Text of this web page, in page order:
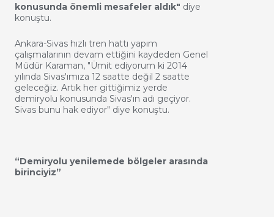
konusunda önemli mesafeler aldık" diye
konuştu.
Ankara-Sivas hızlı tren hattı yapım
çalışmalarının devam ettiğini kaydeden Genel
Müdür Karaman, "Ümit ediyorum ki 2014
yılında Sivas'ımıza 12 saatte değil 2 saatte
geleceğiz. Artık her gittiğimiz yerde
demiryolu konusunda Sivas'ın adı geçiyor.
Sivas bunu hak ediyor" diye konuştu.
“Demiryolu yenilemede bölgeler arasında
birinciyiz”